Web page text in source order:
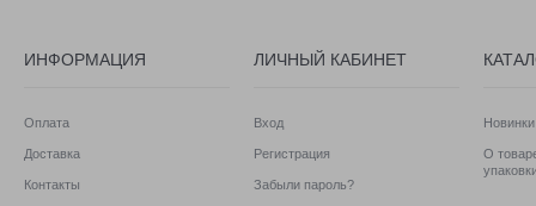
ИНФОРМАЦИЯ
Оплата
Доставка
Контакты
ЛИЧНЫЙ КАБИНЕТ
Вход
Регистрация
Забыли пароль?
Новинки
О